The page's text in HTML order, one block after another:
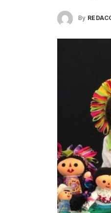
By